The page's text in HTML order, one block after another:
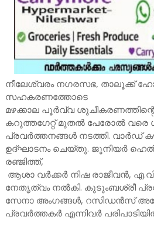
നീലേശ്വരം നഗരസഭ, താലൂക്ക്
സഹകരണത്തോടെ
മഴക്കാല പൂർവ്വ ശുചീകരണത്തിന്റെ
കറുത്തഗേറ്റ്‌ മുതൽ പേരോൽ
പ്രവർത്തനങ്ങൾ നടത്തി. വാർഡ്
ഉദ്ഘാടനം ചെയ്തു. ജൂനിയർ
രഞ്ജിത്ത്,
ആശാ വർക്കർ നിഷ രാജീവൻ,
നേതൃത്വം നൽകി. കുടുംബശ്രീ
സേനാ അംഗങ്ങൾ, റസിഡൻസ്
പ്രവർത്തകർ എന്നിവർ